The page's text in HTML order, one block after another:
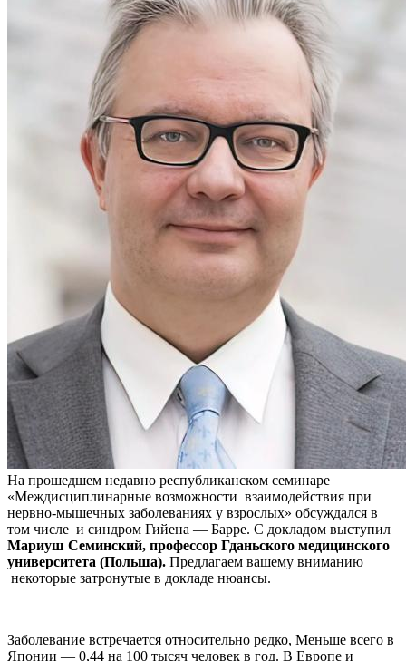
На прошедшем недавно республиканском семинаре
«Междисциплинарные возможности взаимодействия при
нервно-мышечных заболеваниях у взрослых» обсуждался в
том числе и синдром Гийена — Барре. С докладом выступил
Мариуш Семинский, профессор Гданьского медицинского
университета (Польша). Предлагаем вашему вниманию
некоторые затронутые в докладе нюансы.
Заболевание встречается относительно редко, Меньше всего в
Японии — 0,44 на 100 тысяч человек в год. В Европе и